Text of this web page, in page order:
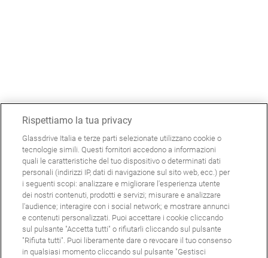
Rispettiamo la tua privacy
Glassdrive Italia e terze parti selezionate utilizzano cookie o
tecnologie simili. Questi fornitori accedono a informazioni
quali le caratteristiche del tuo dispositivo o determinati dati
personali (indirizzi IP, dati di navigazione sul sito web, ecc.) per
i seguenti scopi: analizzare e migliorare l'esperienza utente
dei nostri contenuti, prodotti e servizi; misurare e analizzare
l'audience; interagire con i social network; e mostrare annunci
e contenuti personalizzati. Puoi accettare i cookie cliccando
sul pulsante "Accetta tutti" o rifiutarli cliccando sul pulsante
"Rifiuta tutti". Puoi liberamente dare o revocare il tuo consenso
in qualsiasi momento cliccando sul pulsante "Gestisci